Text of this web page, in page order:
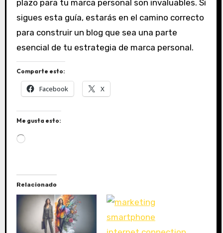
plazo para tu marca personal son invaluables. Si
sigues esta guía, estarás en el camino correcto
para construir un blog que sea una parte
esencial de tu estrategia de marca personal.
Comparte esto:
Facebook X
Me gusta esto:
a
n
d
.
Relacionado